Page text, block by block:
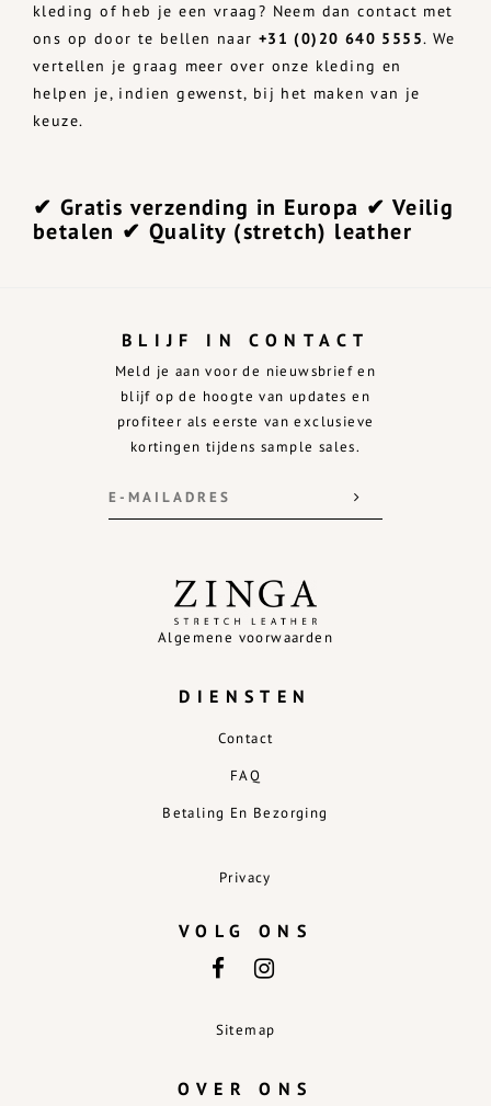
kleding of heb je een vraag? Neem dan contact met
ons op door te bellen naar +31 (0)20 640 5555. We
vertellen je graag meer over onze kleding en
helpen je, indien gewenst, bij het maken van je
keuze.
✔ Gratis verzending in Europa ✔ Veilig
betalen ✔ Quality (stretch) leather
Algemene voorwaarden
DIENSTEN
Contact
FAQ
Betaling En Bezorging
Privacy
OVER ONS
VOLG ONS
Sitemap
BLIJF IN CONTACT
Meld je aan voor de nieuwsbrief en
blijf op de hoogte van updates en
profiteer als eerste van exclusieve
kortingen tijdens sample sales.